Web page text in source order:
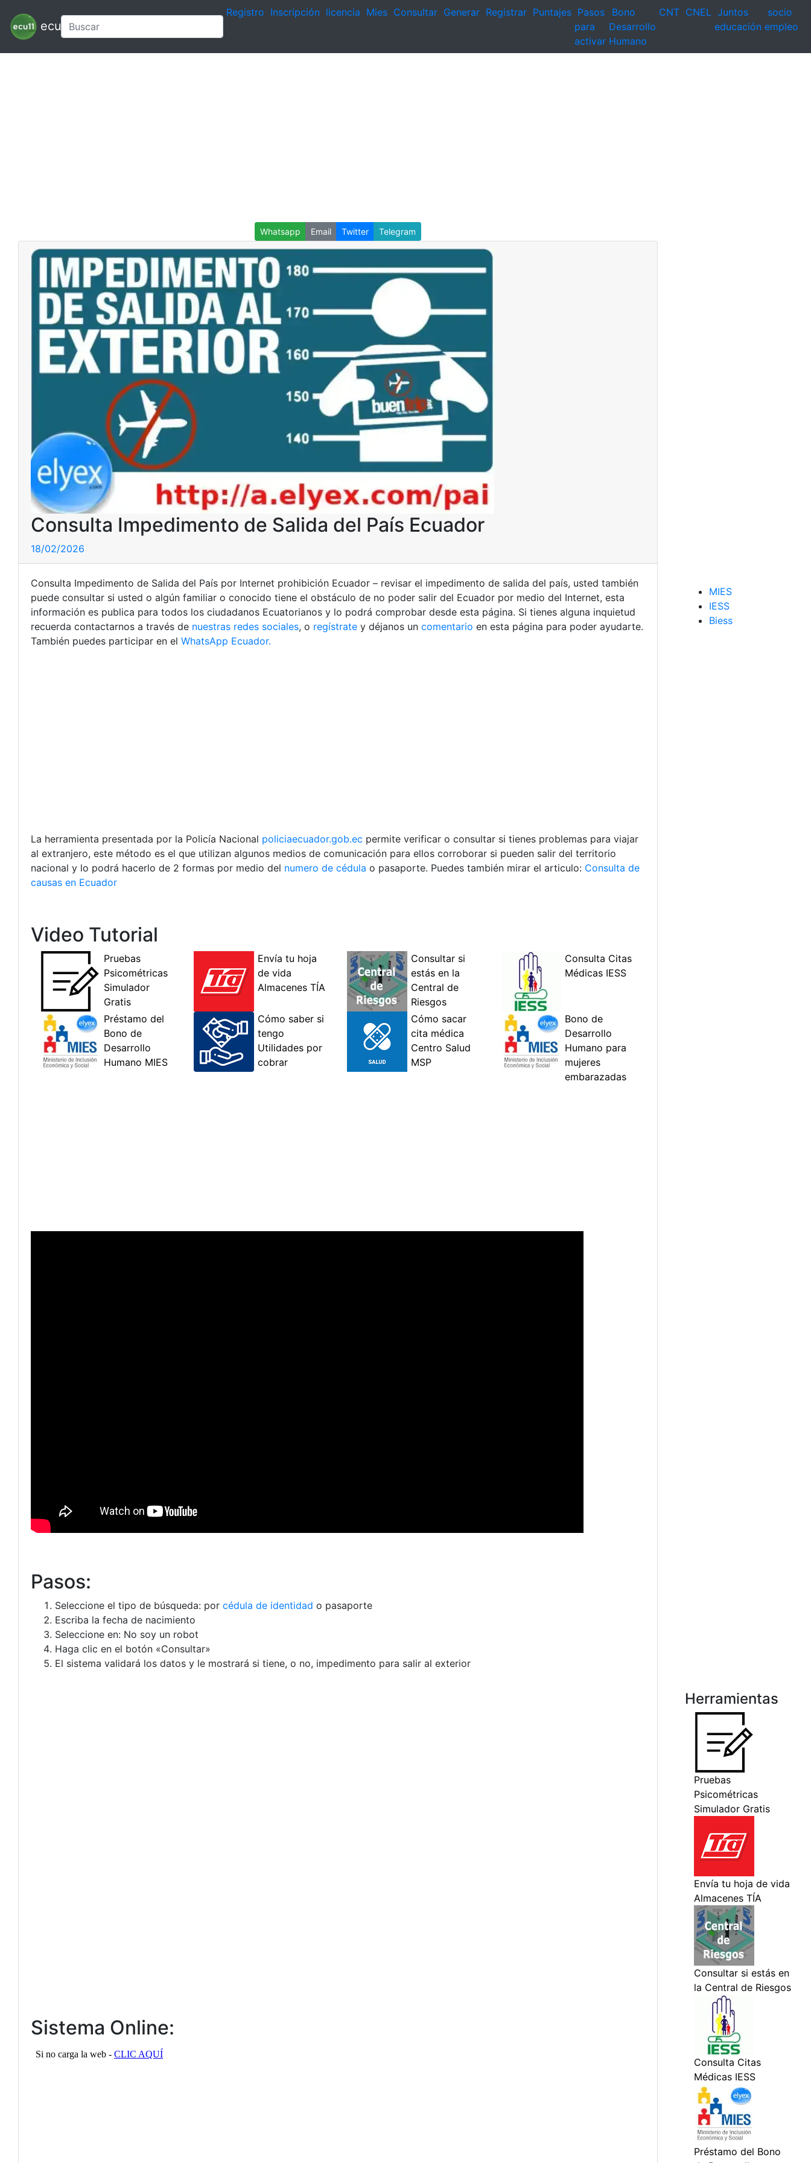
ecu11
Registro Inscripción licencia Mies Consultar Generar Registrar Puntajes Pasos
para
activar
Bono
Desarrollo
Humano
CNT CNEL Juntos
educación
socio
empleo
Whatsapp Email Twitter Telegram
Consulta Impedimento de Salida del País Ecuador
18/02/2026
Consulta Impedimento de Salida del País por Internet prohibición Ecuador – revisar el impedimento de salida del país, usted también
puede consultar si usted o algún familiar o conocido tiene el obstáculo de no poder salir del Ecuador por medio del Internet, esta
información es publica para todos los ciudadanos Ecuatorianos y lo podrá comprobar desde esta página. Si tienes alguna inquietud
recuerda contactarnos a través de nuestras redes sociales, o regístrate y déjanos un comentario en esta página para poder ayudarte.
También puedes participar en el WhatsApp Ecuador.
La herramienta presentada por la Policía Nacional policiaecuador.gob.ec permite verificar o consultar si tienes problemas para viajar
al extranjero, este método es el que utilizan algunos medios de comunicación para ellos corroborar si pueden salir del territorio
nacional y lo podrá hacerlo de 2 formas por medio del numero de cédula o pasaporte. Puedes también mirar el articulo: Consulta de
causas en Ecuador
Video Tutorial
Pasos:
Seleccione el tipo de búsqueda: por cédula de identidad o pasaporte
Escriba la fecha de nacimiento
Seleccione en: No soy un robot
Haga clic en el botón «Consultar»
El sistema validará los datos y le mostrará si tiene, o no, impedimento para salir al exterior
Sistema Online:
MIES
IESS
Biess
Herramientas